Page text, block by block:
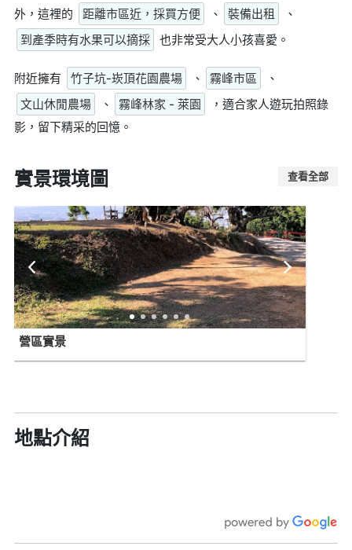
外，這裡的
距離市區近，採買方便 、 裝備出租
、
到產季時有水果可以摘採
也非常受大人小孩喜愛。
附近擁有 竹子坑-崁頂花園農場 、 霧峰市區
、
文山休閒農場
、 霧峰林家 - 萊園
，適合家人遊玩拍照錄
影，留下精采的回憶。
實景環境圖 查看全部
營區實景
地點介紹